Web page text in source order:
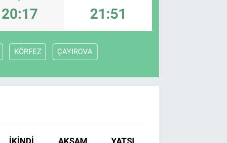
20:17 21:51
KÖRFEZ ÇAYIROVA